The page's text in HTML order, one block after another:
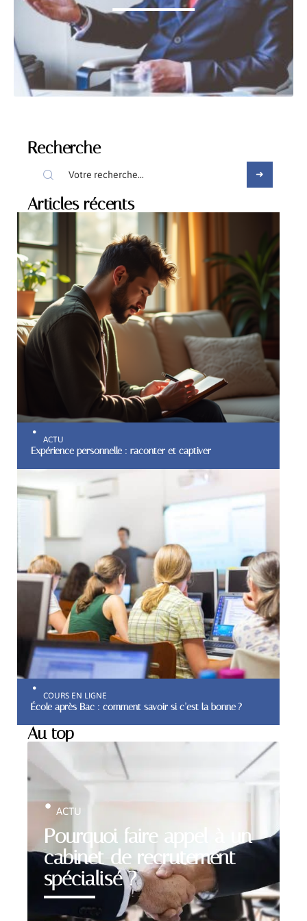
Recherche
Articles récents
ACTU
Expérience personnelle : raconter et captiver
COURS EN LIGNE
École après Bac : comment savoir si c’est la bonne ?
Au top
Pourquoi faire appel à un
cabinet de recrutement
spécialisé ?
ACTU